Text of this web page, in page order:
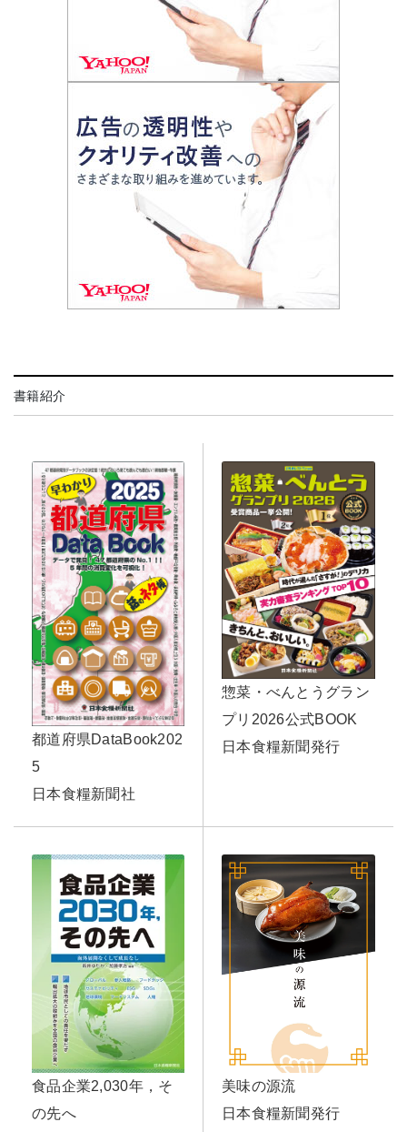
書籍紹介
都道府県DataBook202
5
日本食糧新聞社
惣菜・べんとうグラン
プリ2026公式BOOK
日本食糧新聞発行
食品企業2,030年，そ
の先へ
美味の源流
日本食糧新聞発行